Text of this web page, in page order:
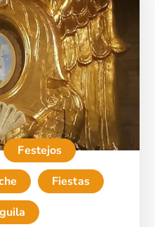
Festejos
Fiestas